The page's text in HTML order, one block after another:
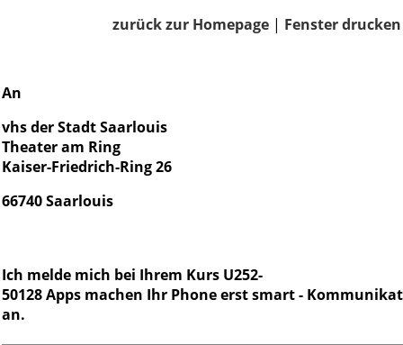
zurück zur Homepage | Fenster drucken
An
vhs der Stadt Saarlouis
Theater am Ring
Kaiser-Friedrich-Ring 26
66740 Saarlouis
Ich melde mich bei Ihrem Kurs U252-
50128 Apps machen Ihr Phone erst smart -
an.